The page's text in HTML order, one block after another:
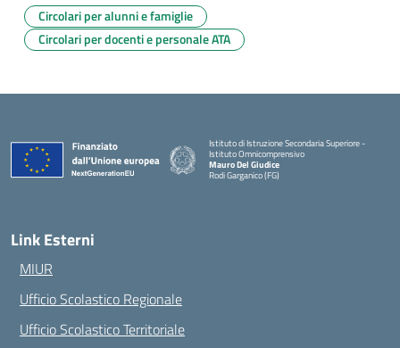
Circolari per alunni e famiglie
Circolari per docenti e personale ATA
Istituto di Istruzione Secondaria Superiore -
Istituto Omnicomprensivo
Mauro Del Giudice
Rodi Garganico (FG)
— Visita la pagina iniziale della scuola
Link Esterni
MIUR
Ufficio Scolastico Regionale
Ufficio Scolastico Territoriale